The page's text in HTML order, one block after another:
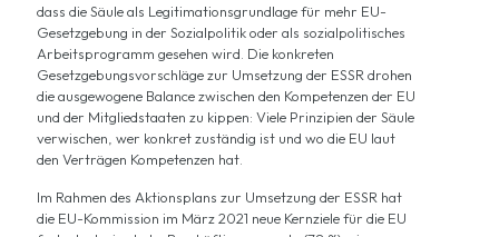
dass die Säule als Legitimationsgrundlage für mehr EU-
Gesetzgebung in der Sozialpolitik oder als sozialpolitisches
Arbeitsprogramm gesehen wird. Die konkreten
Gesetzgebungsvorschläge zur Umsetzung der ESSR drohen
die ausgewogene Balance zwischen den Kompetenzen der EU
und der Mitgliedstaaten zu kippen: Viele Prinzipien der Säule
verwischen, wer konkret zuständig ist und wo die EU laut
den Verträgen Kompetenzen hat.
Im Rahmen des Aktionsplans zur Umsetzung der ESSR hat
die EU-Kommission im März 2021 neue Kernzielefür die EU